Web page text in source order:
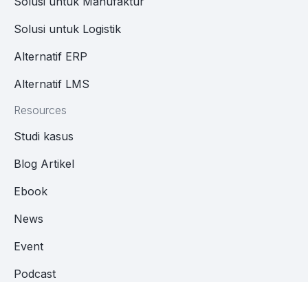
Solusi untuk Logistik
Alternatif ERP
Alternatif LMS
Resources
Studi kasus
Blog Artikel
Ebook
News
Event
Podcast